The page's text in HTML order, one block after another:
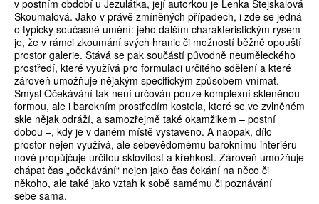
v postním období u Jezulátka, její autorkou je Lenka Stejskalová
Skoumalová. Jako v právě zmíněných případech, i zde se jedná
o typicky současné umění: jeho dalším charakteristickým rysem
je, že v rámci zkoumání svých hranic či možností běžně opouští
prostor galerie. Stává se pak součástí původně neuměleckého
prostředí, které využívá pro formulaci určitého sdělení a které
zároveň umožňuje nějakým specifickým způsobem vnímat.
Smysl Očekávání tak není určován pouze komplexní skleněnou
formou, ale i barokním prostředím kostela, které se ve zvlněném
skle nějak odráží, a samozřejmě také okamžikem – postní
dobou –, kdy je v daném místě vystaveno. A naopak, dílo
prostor nejen vy­­užívá, ale sebevědomému baroknímu interiéru
nově propůjčuje určitou sklovitost a křehkost. Zároveň umožňuje
chápat čas „očekávání“ nejen jako čas čekání na něco či
někoho, ale také jako vztah k sobě samému či poznávání
sebe sama.